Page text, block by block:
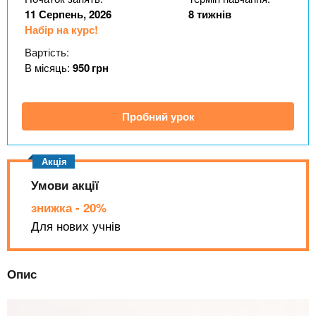
n
s
.
i
n
f
o
д
11 Серпень, 2026
Набір на курс!
8 тижнів
Вартість:
В місяць: 950грн
Пробний урок
Умови акції
знижка - 20%
Для нових учнів
Опис